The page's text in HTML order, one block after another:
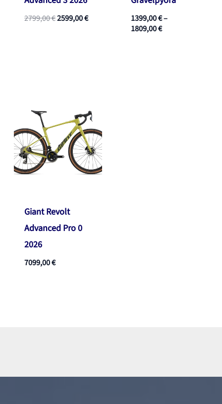
2799,00€Alkuperäinen
2599,00€Nykyinen
1399,00€–
1809,00€Hintaluokka:
Giant Revolt
Advanced Pro 0
2026
7099,00€